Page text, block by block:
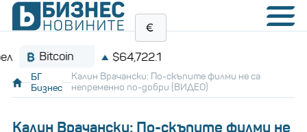
$64,722.1
БГ
Бизнес
Калин Врачански: По-скъпите филми не са
непременно по-добри (ВИДЕО)
Калин Врачански: По-скъпите филми не